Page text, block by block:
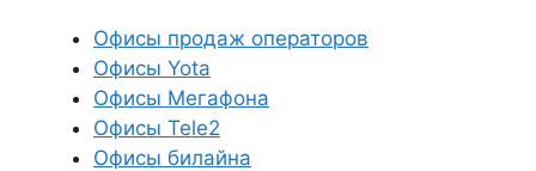
Офисы продаж операторов
Офисы Yota
Офисы Мегафона
Офисы Tele2
Офисы билайна